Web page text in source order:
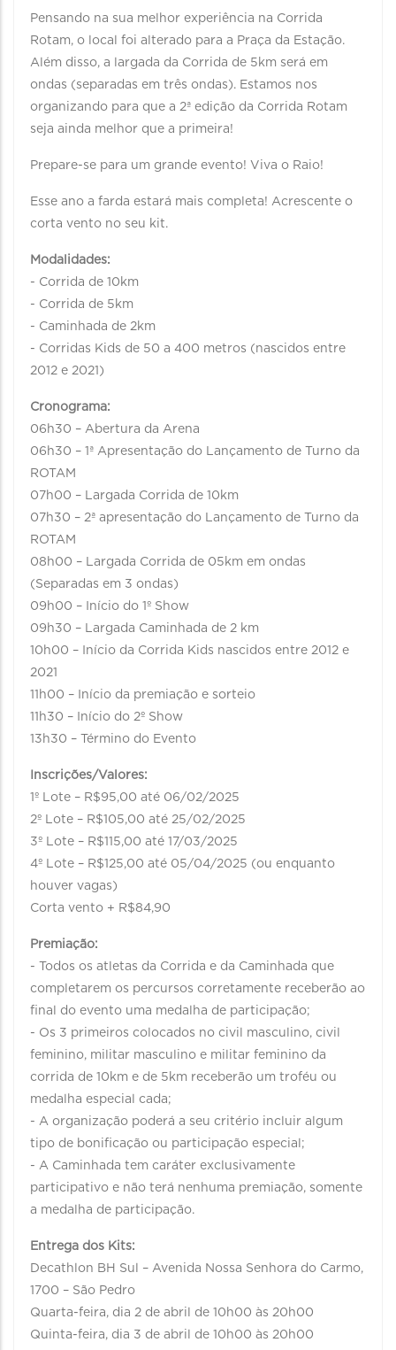
Pensando na sua melhor experiência na Corrida
Rotam, o local foi alterado para a Praça da Estação.
Além disso, a largada da Corrida de 5km será em
ondas (separadas em três ondas). Estamos nos
organizando para que a 2ª edição da Corrida Rotam
seja ainda melhor que a primeira!
Prepare-se para um grande evento! Viva o Raio!
Esse ano a farda estará mais completa! Acrescente o
corta vento no seu kit.
Modalidades:
- Corrida de 10km
- Corrida de 5km
- Caminhada de 2km
- Corridas Kids de 50 a 400 metros (nascidos entre
2012 e 2021)
Cronograma:
06h30 – Abertura da Arena
06h30 – 1ª Apresentação do Lançamento de Turno da
ROTAM
07h00 – Largada Corrida de 10km
07h30 – 2ª apresentação do Lançamento de Turno da
ROTAM
08h00 – Largada Corrida de 05km em ondas
(Separadas em 3 ondas)
09h00 – Início do 1º Show
09h30 – Largada Caminhada de 2 km
10h00 – Início da Corrida Kids nascidos entre 2012 e
2021
11h00 – Início da premiação e sorteio
11h30 – Início do 2º Show
13h30 – Término do Evento
Inscrições/Valores:
1º Lote – R$95,00 até 06/02/2025
2º Lote – R$105,00 até 25/02/2025
3º Lote – R$115,00 até 17/03/2025
4º Lote – R$125,00 até 05/04/2025 (ou enquanto
houver vagas)
Corta vento + R$84,90
Premiação:
- Todos os atletas da Corrida e da Caminhada que
completarem os percursos corretamente receberão ao
final do evento uma medalha de participação;
- Os 3 primeiros colocados no civil masculino, civil
feminino, militar masculino e militar feminino da
corrida de 10km e de 5km receberão um troféu ou
medalha especial cada;
- A organização poderá a seu critério incluir algum
tipo de bonificação ou participação especial;
- A Caminhada tem caráter exclusivamente
participativo e não terá nenhuma premiação, somente
a medalha de participação.
Entrega dos Kits:
Decathlon BH Sul – Avenida Nossa Senhora do Carmo,
1700 – São Pedro
Quarta-feira, dia 2 de abril de 10h00 às 20h00
Quinta-feira, dia 3 de abril de 10h00 às 20h00